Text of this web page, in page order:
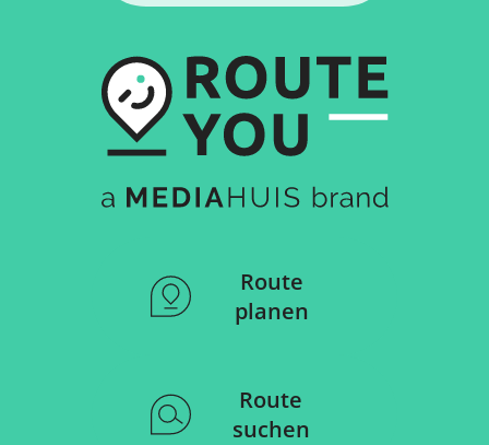
Route
planen
Route
suchen